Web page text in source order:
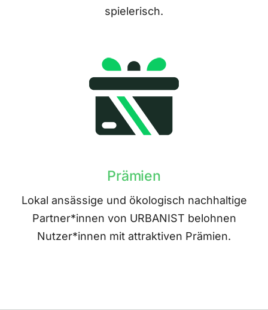
spielerisch.
Prämien
Lokal ansässige und ökologisch nachhaltige
Partner*innen von URBANIST belohnen
Nutzer*innen mit attraktiven Prämien.